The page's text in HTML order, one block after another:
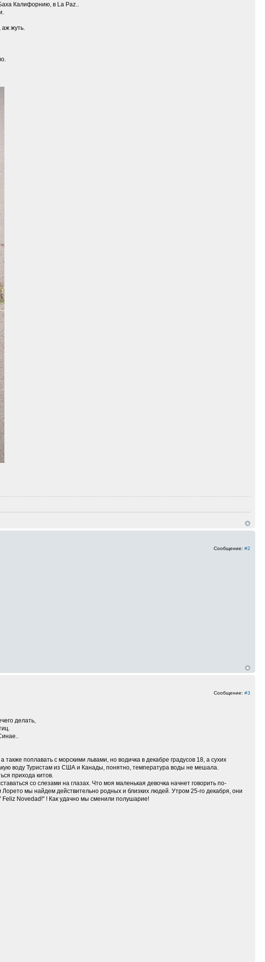
Калифорнию, в La Paz..
жуть.
Сообщение: #2
Сообщение: #3
делать,
поплавать с морскими львами, но водичка в декабре градусов 18, а сухих
воду Туристам из США и Канады, понятно, температура воды не мешала.
прихода китов.
со слезами на глазах. Что моя маленькая девочка начнет говорить по-
мы найдем действительно родных и близких людей. Утром 25-го декабря, они
Feliz Novedad!" ! Как удачно мы сменили полушарие!